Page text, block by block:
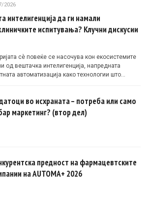
2026
интелигенција да ги намали
испитувања? Клучни дискусии
сè повеќе се насочува кон екосистемите
од вештачка интелигенција, напредната
автоматизација како технологии што
во исхраната – потреба или само
маркетинг? (втор дел)
предност на фармацевтските
на AUTOMA+ 2026